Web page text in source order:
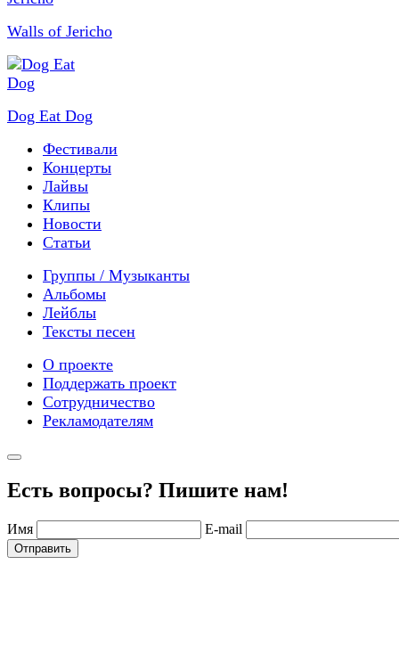
Walls of Jericho
Dog Eat Dog
Фестивали
Концерты
Лайвы
Клипы
Новости
Статьи
Группы / Музыканты
Альбомы
Лейблы
Тексты песен
О проекте
Поддержать проект
Сотрудничество
Рекламодателям
Есть вопросы? Пишите нам!
Имя E-mail